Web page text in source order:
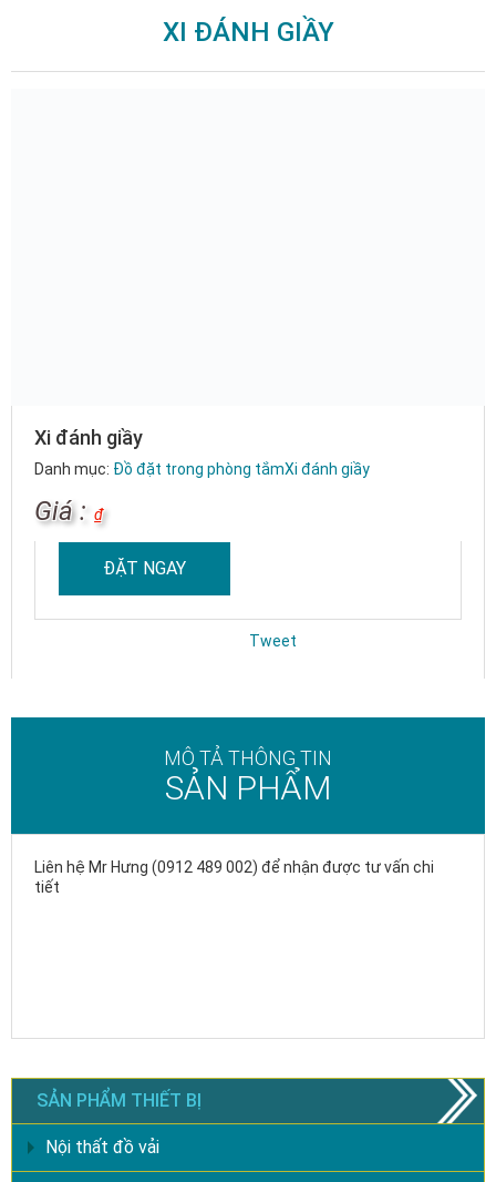
XI ĐÁNH GIẦY
Xi đánh giầy
Danh mục: Đồ đặt trong phòng tắmXi đánh giầy
Giá : ₫
ĐẶT NGAY
Tweet
MÔ TẢ THÔNG TIN
SẢN PHẨM
Liên hệ Mr Hưng (0912 489 002) để nhận được tư vấn chi
tiết
SẢN PHẨM THIẾT BỊ
Nội thất đồ vải